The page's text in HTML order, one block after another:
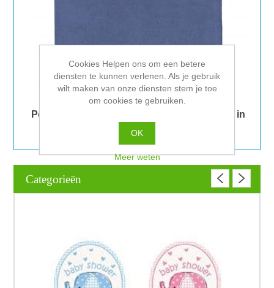
Poncho geborduurd met naam, verkrijgbaar in
diversen kleuren
Categorieën
Cookies Helpen ons om een betere
diensten te kunnen verlenen. Als je gebruik
wilt maken van onze diensten stem je toe
om cookies te gebruiken.
OK
Meer weten